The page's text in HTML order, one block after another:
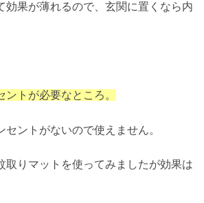
効果が薄れるので、玄関に置くなら内
トが必要なところ。
セントがないので使えません。
取りマットを使ってみましたが効果は